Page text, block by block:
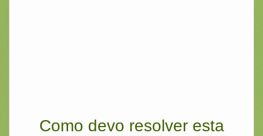
Como devo resolver esta